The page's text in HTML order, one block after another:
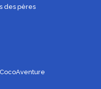
des pères
CocoAventure